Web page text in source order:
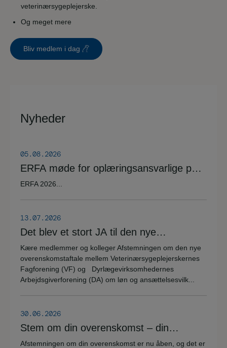
veterinærsygeplejerske.
Og meget mere
Bliv medlem i dag
Nyheder
05.08.2026
ERFA møde for oplæringsansvarlige på
veterinærsygeplejerske uddannelsen
ERFA 2026...
13.07.2026
Det blev et stort JA til den nye
overenskomstaftale
Kære medlemmer og kolleger Afstemningen om den nye
overenskomstaftale mellem Veterinærsygeplejerskernes
Fagforening (VF) og Dyrlægevirksomhedernes
Arbejdsgiverforening (DA) om løn og ansættelsesvilk...
30.06.2026
Stem om din overenskomst – din
stemme er vigtig!
Afstemningen om din overenskomst er nu åben, og det er